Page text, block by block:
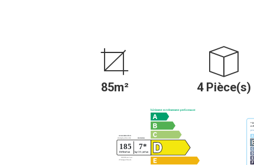
85m² 4 Pièce(s)